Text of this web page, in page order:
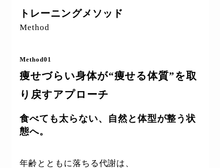
トレーニングメソッド
Method
Method01
痩せづらい身体が“痩せる体質”を取
り戻すアプローチ
食べても太らない、自然と体型が整う状
態へ。
年齢とともに落ちる代謝は、